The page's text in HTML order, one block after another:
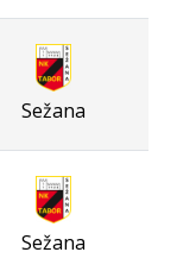
Sežana
Sežana